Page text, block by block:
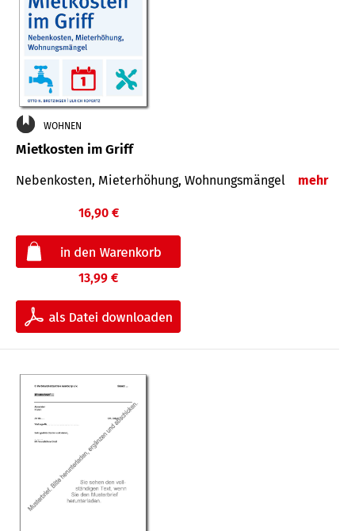
WOHNEN
Mietkosten im Griff
Nebenkosten, Mieterhöhung, Wohnungsmängel mehr
16,90 €
13,99 €